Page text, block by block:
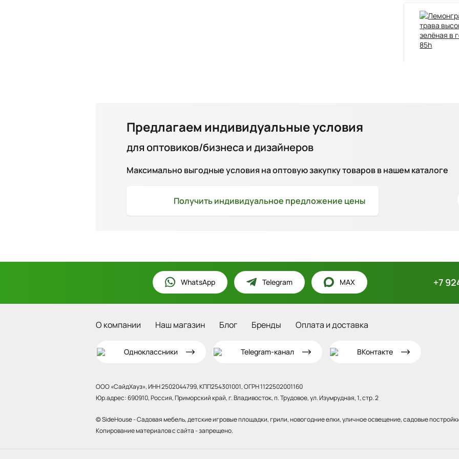
Предлагаем индивидуальные условия
для оптовиков/бизнеса и дизайнеров
Максимально выгодные условия на оптовую закупку товаров в нашем каталоге
Получитьиндивидуальное предложение цены
WhatsApp Telegram MAX +7
О компании Наш магазин Блог Бренды Оплата и доставка
Одноклассники Telegram-канал ВКонтакте
ООО «СайдХауз», ИНН 2502044799, КПП254301001, ОГРН 1122502001160
Юр.адрес: 690910, Россия, Приморский край, г. Владивосток, п. Трудовое, ул. Изумрудная, 1, стр. 2
© SideHouse - Садовая мебель, детские игровые площадки, грили, новогодние елки, уличное освещение, садовые
Копирование материалов с сайта - запрещено.